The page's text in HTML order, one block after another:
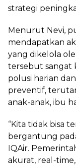
strategi
Menurut Nevi,
mendapatkan
yang dikelola
tersebut
polusi harian
preventif,
anak-anak, ibu
“Kita tidak bisa
bergantung
IQAir.
akurat, real-